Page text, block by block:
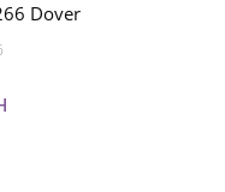
Dover